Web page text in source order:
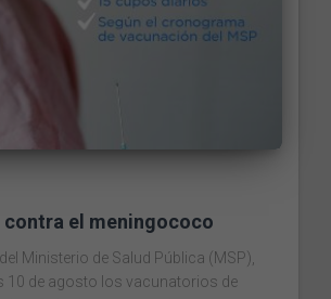
contra el meningococo
Ministerio de Salud Pública (MSP),
10 de agosto los vacunatorios de